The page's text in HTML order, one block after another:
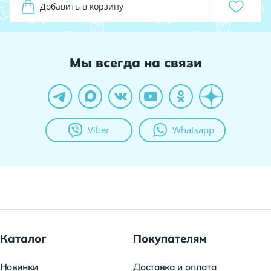
Добавить в корзину
Мы всегда на связи
Viber Whatsapp
Каталог
Новинки
Покупателям
Доставка и оплата